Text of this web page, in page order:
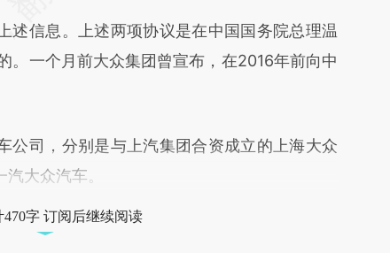
信息。上述两项协议是在中国国务院总理温
。一个月前大众集团曾宣布，在2016年前向中
司，分别是与上汽集团合资成立的上海大众
大众汽车。
470字 订阅后继续阅读